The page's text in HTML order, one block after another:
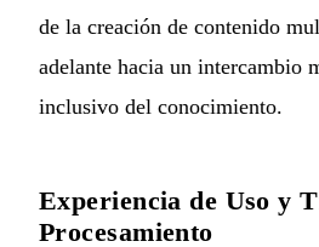
de la creación de contenido
adelante hacia un intercambio
inclusivo del conocimiento.
Experiencia de Uso y
Procesamiento